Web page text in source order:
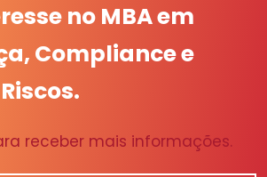
no MBA em
Compliance e
receber mais informações.